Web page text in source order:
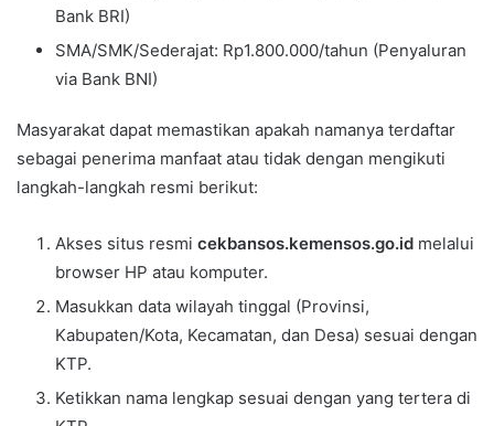
Bank BRI)
SMA/SMK/Sederajat: Rp1.800.000/tahun (Penyaluran
via Bank BNI)
Masyarakat dapat memastikan apakah namanya terdaftar
sebagai penerima manfaat atau tidak dengan mengikuti
langkah-langkah resmi berikut:
Akses situs resmi cekbansos.kemensos.go.id melalui
browser HP atau komputer.
Masukkan data wilayah tinggal (Provinsi,
Kabupaten/Kota, Kecamatan, dan Desa) sesuai dengan
KTP.
Ketikkan nama lengkap sesuai dengan yang tertera di